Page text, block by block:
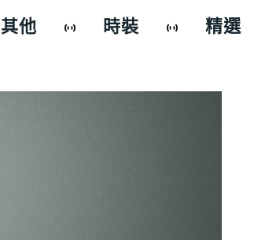
其他 時裝
精選